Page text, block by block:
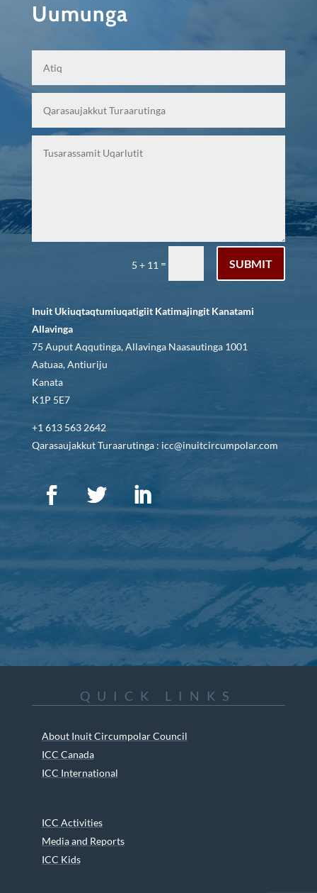
Uumunga
5 + 11 = SUBMIT
Inuit Ukiuqtaqtumiuqatigiit Katimajingit Kanatami
Allavinga
75 Auput Aqqutinga, Allavinga Naasautinga 1001
Aatuaa, Antiuriju
Kanata
K1P 5E7
+1 613 563 2642
Qarasaujakkut Turaarutinga : icc@inuitcircumpolar.com
QUICK LINKS
About Inuit Circumpolar Council
ICC Canada
ICC International
ICC Activities
Media and Reports
ICC Kids